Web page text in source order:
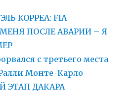
КОРРЕА: FIA
ПОСЛЕ АВАРИИ – Я
с третьего места
Монте-Карло
ЭТАП ДАКАРА